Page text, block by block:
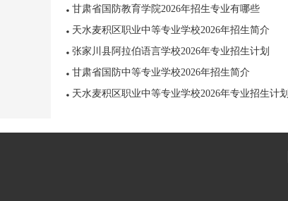
甘肃省国防教育学院2026年招生专业有哪些
天水麦积区职业中等专业学校2026年招生简介
张家川县阿拉伯语言学校2026年专业招生计划
甘肃省国防中等专业学校2026年招生简介
天水麦积区职业中等专业学校2026年专业招生计划